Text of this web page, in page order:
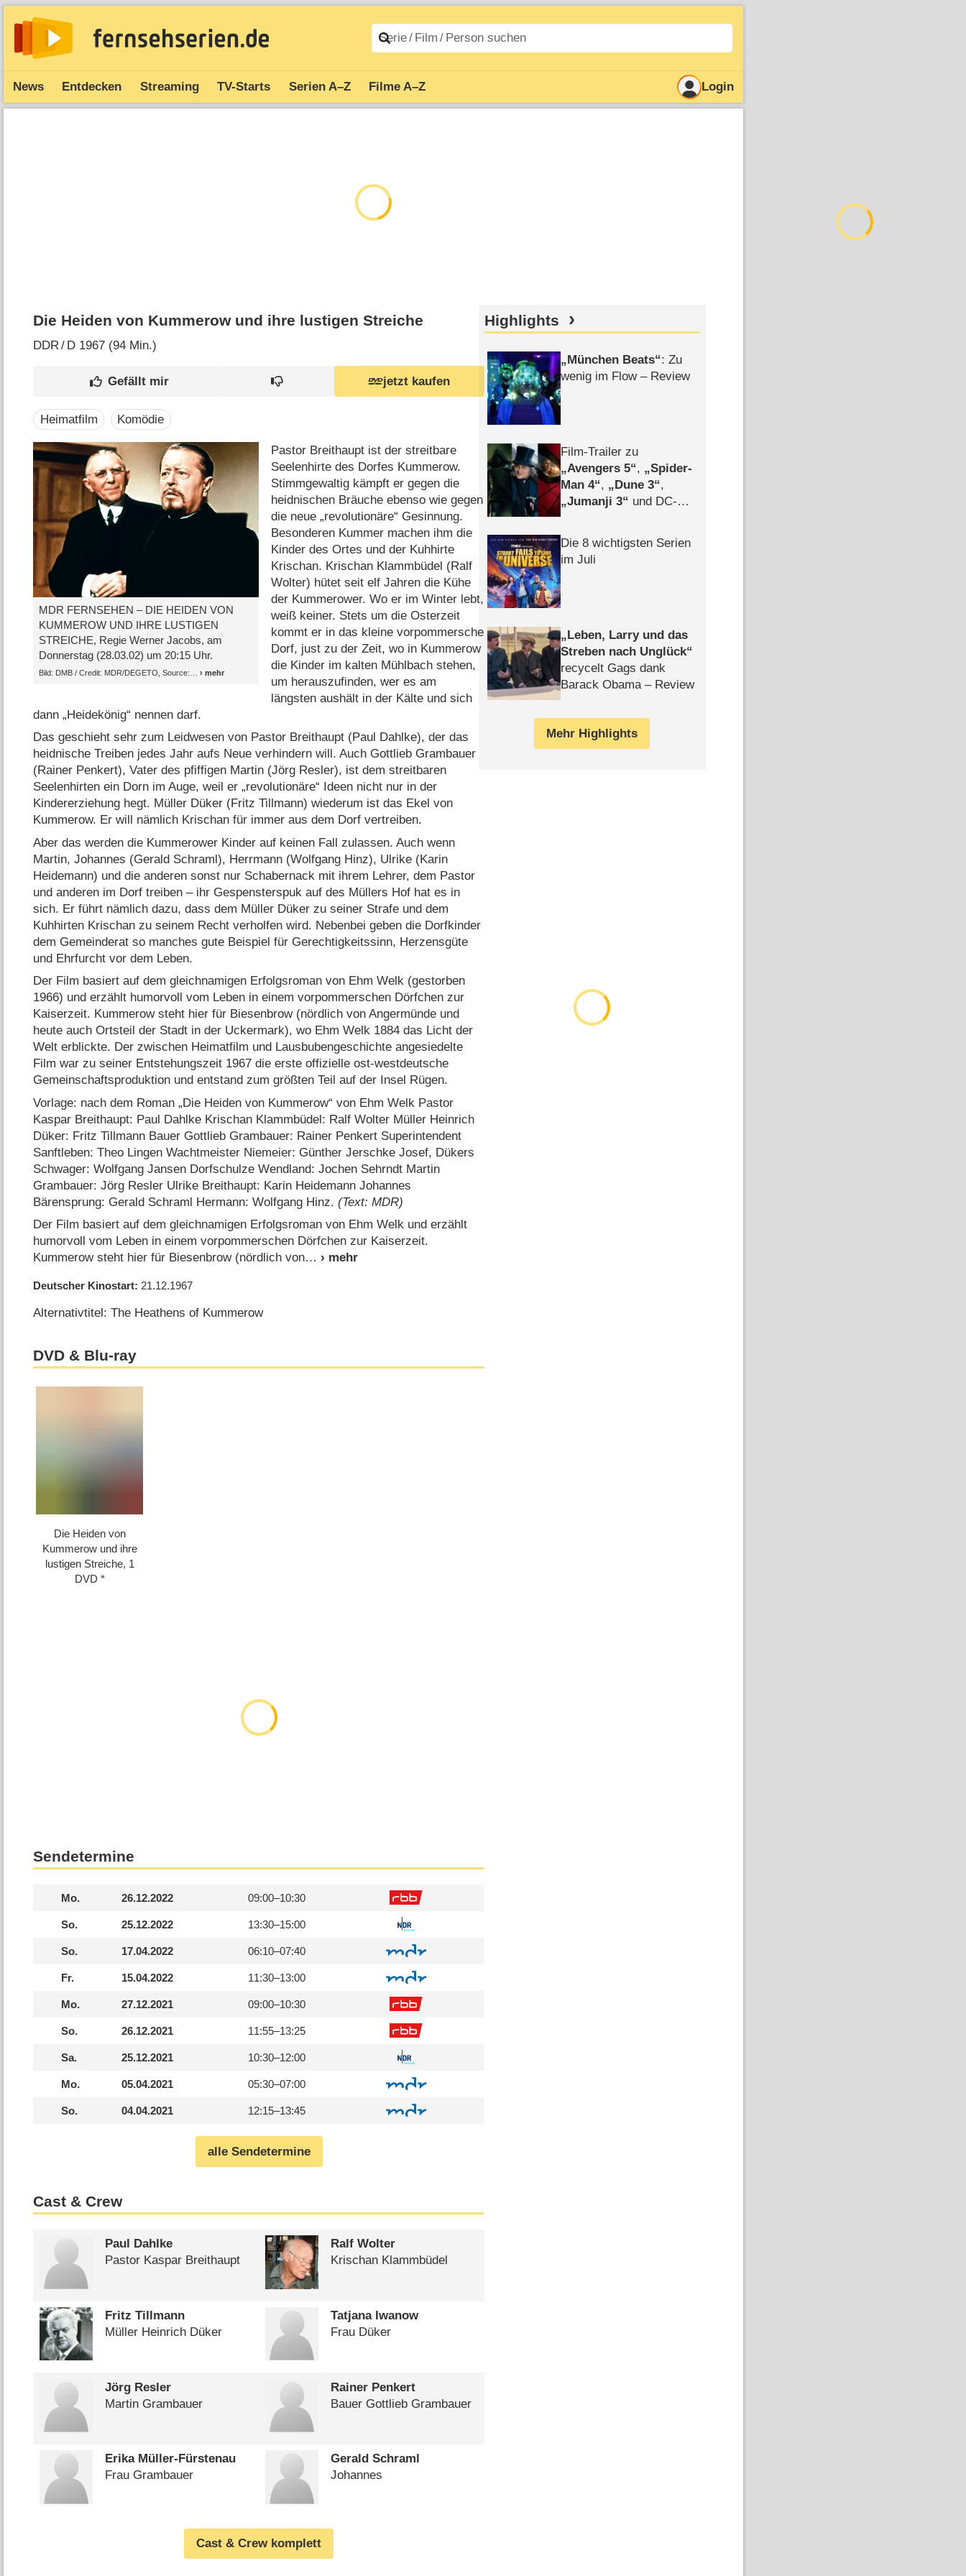
News Entdecken Streaming TV-Starts Serien A–Z Filme A–Z Login
Die Heiden von Kummerow und ihre lustigen Streiche
DDR/ D 1967 (94 Min.)
jetzt kaufen
Heimatfilm Komödie
MDR FERNSEHEN – DIE HEIDEN VON
KUMMEROW UND IHRE LUSTIGEN
STREICHE, Regie Werner Jacobs, am
Donnerstag (28.03.02) um 20:15 Uhr.
Bild: DMB /​ Credit: MDR/​DEGETO, Source:
Pastor Breithaupt ist der streitbare
Seelenhirte des Dorfes Kummerow.
Stimmgewaltig kämpft er gegen die
heidnischen Bräuche ebenso wie gegen
die neue „revolutionäre“ Gesinnung.
Besonderen Kummer machen ihm die
Kinder des Ortes und der Kuhhirte
Krischan. Krischan Klammbüdel (Ralf
Wolter) hütet seit elf Jahren die Kühe
der Kummerower. Wo er im Winter lebt,
weiß keiner. Stets um die Osterzeit
kommt er in das kleine vorpommersche
Dorf, just zu der Zeit, wo in Kummerow
die Kinder im kalten Mühlbach stehen,
um herauszufinden, wer es am
längsten aushält in der Kälte und sich
dann „Heidekönig“ nennen darf.
Das geschieht sehr zum Leidwesen von Pastor Breithaupt (Paul Dahlke), der das
heidnische Treiben jedes Jahr aufs Neue verhindern will. Auch Gottlieb Grambauer
(Rainer Penkert), Vater des pfiffigen Martin (Jörg Resler), ist dem streitbaren
Seelenhirten ein Dorn im Auge, weil er „revolutionäre“ Ideen nicht nur in der
Kindererziehung hegt. Müller Düker (Fritz Tillmann) wiederum ist das Ekel von
Kummerow. Er will nämlich Krischan für immer aus dem Dorf vertreiben.
Aber das werden die Kummerower Kinder auf keinen Fall zulassen. Auch wenn
Martin, Johannes (Gerald Schraml), Herrmann (Wolfgang Hinz), Ulrike (Karin
Heidemann) und die anderen sonst nur Schabernack mit ihrem Lehrer, dem Pastor
und anderen im Dorf treiben – ihr Gespensterspuk auf des Müllers Hof hat es in
sich. Er führt nämlich dazu, dass dem Müller Düker zu seiner Strafe und dem
Kuhhirten Krischan zu seinem Recht verholfen wird. Nebenbei geben die Dorfkinder
dem Gemeinderat so manches gute Beispiel für Gerechtigkeitssinn, Herzensgüte
und Ehrfurcht vor dem Leben.
Der Film basiert auf dem gleichnamigen Erfolgsroman von Ehm Welk (gestorben
1966) und erzählt humorvoll vom Leben in einem vorpommerschen Dörfchen zur
Kaiserzeit. Kummerow steht hier für Biesenbrow (nördlich von Angermünde und
heute auch Ortsteil der Stadt in der Uckermark), wo Ehm Welk 1884 das Licht der
Welt erblickte. Der zwischen Heimatfilm und Lausbubengeschichte angesiedelte
Film war zu seiner Entstehungszeit 1967 die erste offizielle ost-westdeutsche
Gemeinschaftsproduktion und entstand zum größten Teil auf der Insel Rügen.
Vorlage: nach dem Roman „Die Heiden von Kummerow“ von Ehm Welk Pastor
Kaspar Breithaupt: Paul Dahlke Krischan Klammbüdel: Ralf Wolter Müller Heinrich
Düker: Fritz Tillmann Bauer Gottlieb Grambauer: Rainer Penkert Superintendent
Sanftleben: Theo Lingen Wachtmeister Niemeier: Günther Jerschke Josef, Dükers
Schwager: Wolfgang Jansen Dorfschulze Wendland: Jochen Sehrndt Martin
Grambauer: Jörg Resler Ulrike Breithaupt: Karin Heidemann Johannes
Bärensprung: Gerald Schraml Hermann: Wolfgang Hinz.(Text: MDR)
Der Film basiert auf dem gleichnamigen Erfolgsroman von Ehm Welk und erzählt
humorvoll vom Leben in einem vorpommerschen Dörfchen zur Kaiserzeit.
Kummerow steht hier für Biesenbrow (nördlich von
Deutscher Kinostart 21.12.1967
Alternativtitel: The Heathens of Kummerow
DVD & Blu-ray
Die Heiden von
Kummerow und ihre
lustigen Streiche, 1
DVD
Sendetermine
Mo. 26.12.2022 09:00–10:30
So. 25.12.2022 13:30–15:00
So. 17.04.2022 06:10–07:40
Fr. 15.04.2022 11:30–13:00
Mo. 27.12.2021 09:00–10:30
So. 26.12.2021 11:55–13:25
Sa. 25.12.2021 10:30–12:00
Mo. 05.04.2021 05:30–07:00
So. 04.04.2021 12:15–13:45
alle Sendetermine
Cast & Crew
Paul Dahlke
Pastor Kaspar Breithaupt
Ralf Wolter
Krischan Klammbüdel
Fritz Tillmann
Müller Heinrich Düker
Tatjana Iwanow
Frau Düker
Jörg Resler
Martin Grambauer
Rainer Penkert
Bauer Gottlieb Grambauer
Erika Müller-Fürstenau
Frau Grambauer
Gerald Schraml
Johannes
Cast & Crew komplett
Highlights
München Beats : Zu
wenig im Flow – Review
Film-Trailer zu
Avengers 5 ,
Spider-
Man 4 , Dune 3 ,
Jumanji 3
und DC-
Die 8 wichtigsten Serien
im Juli
Leben, Larry und das
Streben nach Unglück
recycelt Gags dank
Barack Obama – Review
Mehr Highlights